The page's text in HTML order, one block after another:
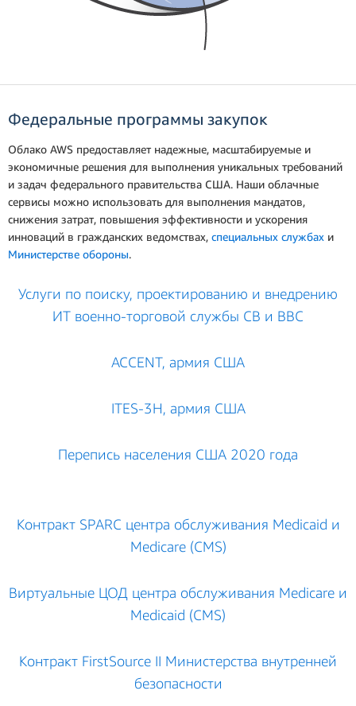
Федеральные программы закупок
Облако AWS предоставляет надежные, масштабируемые и
экономичные решения для выполнения уникальных требований
и задач федерального правительства США. Наши облачные
сервисы можно использовать для выполнения мандатов,
снижения затрат, повышения эффективности и ускорения
инноваций в гражданских ведомствах, специальных службах и
Министерстве обороны.
Услуги по поиску, проектированию и внедрению
ИТ военно-торговой службы СВ и ВВС
ACCENT, армия США
ITES-3H, армия США
Перепись населения США 2020 года
Контракт SPARC центра обслуживания Medicaid и
Medicare (CMS)
Виртуальные ЦОД центра обслуживания Medicare и
Medicaid (CMS)
Контракт FirstSource II Министерства внутренней
безопасности